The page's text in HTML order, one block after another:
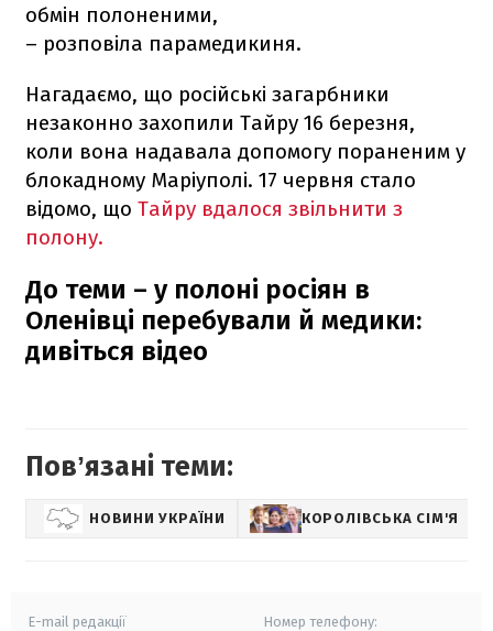
обмін полоненими,
– розповіла парамедикиня.
Нагадаємо, що російські загарбники
незаконно захопили Тайру 16 березня,
коли вона надавала допомогу пораненим у
блокадному Маріуполі. 17 червня стало
відомо, що Тайру вдалося звільнити з
полону.
До теми – у полоні росіян в
Оленівці перебували й медики:
дивіться відео
Повʼязані теми:
НОВИНИ УКРАЇНИ КОРОЛІВСЬКА СІМ'Я
E-mail редакції Номер телефону: